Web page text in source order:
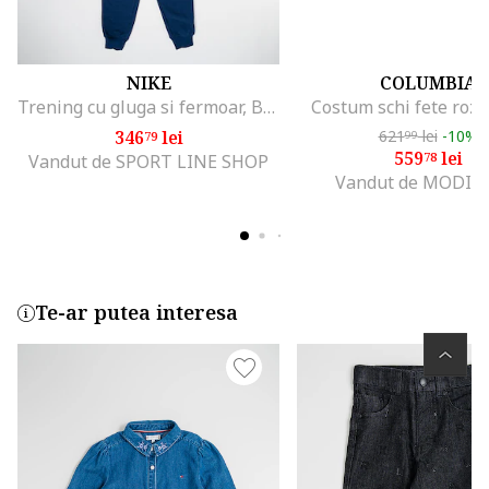
NIKE
Trening cu gluga si fermoar, Bleumarin
34679lei
Vandut de SPORT LINE SHOP
COLUMBIA
Costum schi fete
62199lei -10%
55978lei
Vandut de
Te-ar putea interesa